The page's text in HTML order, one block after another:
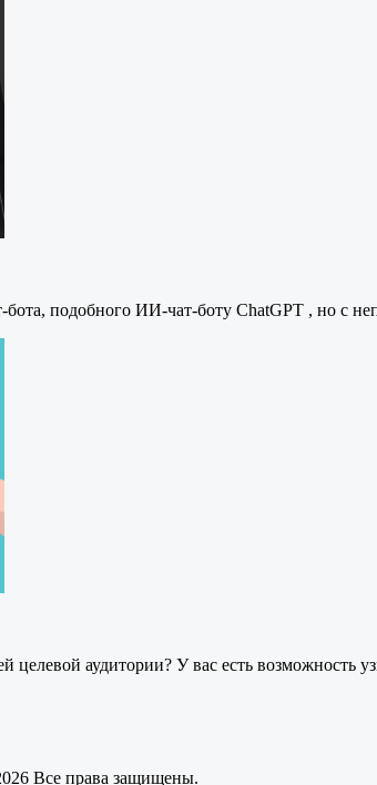
бота, подобного ИИ-чат-боту ChatGPT , но с
аудитории? У вас есть возможность
Все права защищены.